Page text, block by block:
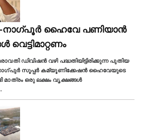
ഹൈവേ പണിയാൻ
ഡിവിഷൻ വഴി പദ്ധതിയിട്ടിരിക്കുന്ന പുതിയ
നാഗ്പുർ സൂപ്പർ കമ്യൂണിക്കേഷൻ ഹൈവേയുടെ
മാത്രം ഒരു ലക്ഷം വൃക്ഷങ്ങൾ